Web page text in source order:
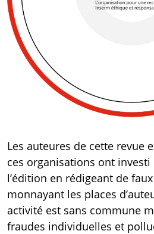
Les auteures de cette revue
ces organisations ont investi
l’édition en rédigeant de
monnayant les places
activité est sans commune
fraudes individuelles et